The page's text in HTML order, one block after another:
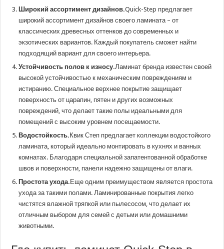
Широкий ассортимент дизайнов.Quick-Step предлагает
широкий ассортимент дизайнов своего ламината – от
классических древесных оттенков до современных и
экзотических вариантов. Каждый покупатель сможет найти
подходящий вариант для своего интерьера.
Устойчивость полов к износу.Ламинат бренда известен своей
высокой устойчивостью к механическим повреждениям и
истиранию. Специальное верхнее покрытие защищает
поверхность от царапин, пятен и других возможных
повреждений, что делает такие полы идеальными для
помещений с высоким уровнем посещаемости.
Водостойкость. Квик Степ предлагает коллекции водостойкого
ламината, который идеально монтировать в кухнях и ванных
комнатах. Благодаря специальной запатентованной обработке
швов и поверхности, панели надежно защищены от влаги.
Простота ухода. Еще одним преимуществом является простота
ухода за такими полами. Ламинированные покрытия легко
чистятся влажной тряпкой или пылесосом, что делает их
отличным выбором для семей с детьми или домашними
животными.